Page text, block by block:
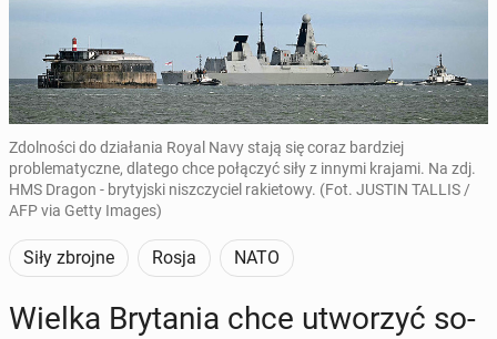
Zdolności do działania Royal Navy stają się coraz bardziej
problematyczne, dlatego chce połączyć siły z innymi krajami. Na zdj.
HMS Dragon - brytyjski niszczyciel rakietowy. (Fot. JUSTIN TALLIS /
AFP via Getty Images)
Siły zbrojne Rosja NATO
Wielka Bry­ta­nia chce utwo­rzyć so­